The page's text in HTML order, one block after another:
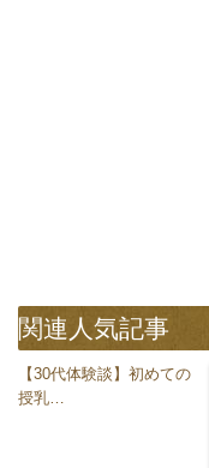
関連人気記事
【30代体験談】初めての
授乳…